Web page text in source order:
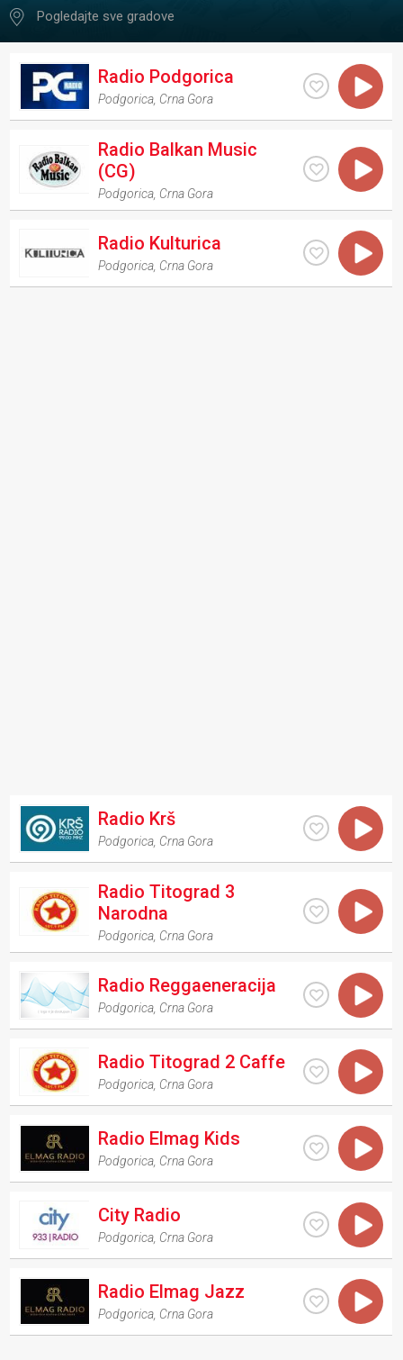
Pogledajte sve gradove
Radio Podgorica
Podgorica Crna Gora
Radio Balkan Music
(CG)
Podgorica Crna Gora
Radio Kulturica
Podgorica Crna Gora
Radio Krš
Podgorica Crna Gora
Radio Titograd 3
Narodna
Podgorica Crna Gora
Radio Reggaeneracija
Podgorica Crna Gora
Radio Titograd 2 Caffe
Podgorica Crna Gora
Radio Elmag Kids
Podgorica Crna Gora
City Radio
Podgorica Crna Gora
Radio Elmag Jazz
Podgorica Crna Gora